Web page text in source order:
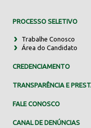
PROCESSO SELETIVO
Trabalhe Conosco
Área do Candidato
CREDENCIAMENTO
TRANSPARÊNCIA E
FALE CONOSCO
CANAL DE DENÚNCIAS